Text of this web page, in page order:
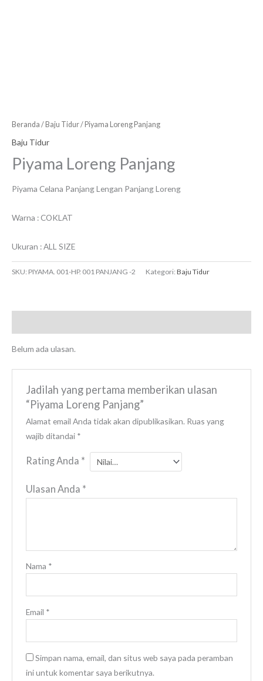
Beranda / Baju Tidur/ Piyama Loreng Panjang
Baju Tidur
Piyama Loreng Panjang
Piyama Celana Panjang Lengan Panjang Loreng
Warna : COKLAT
Ukuran : ALL SIZE
SKU: PIYAMA. 001-HP. 001 PANJANG -2 Kategori:Baju Tidur
Belum ada ulasan.
Jadilah yang pertama memberikan ulasan
“Piyama Loreng Panjang”
Alamat email Anda tidak akan dipublikasikan. Ruas yang
wajib ditandai *
Rating Anda *
Ulasan Anda *
Nama *
Email *
Simpan nama, email, dan situs web saya pada peramban
ini untuk komentar saya berikutnya.